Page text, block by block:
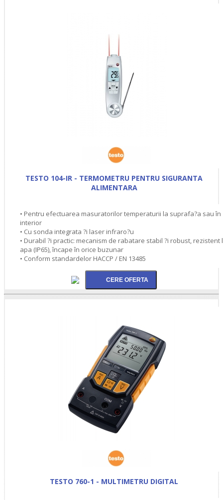
TESTO 104-IR - TERMOMETRU PENTRU SIGURANTA
ALIMENTARA
• Pentru efectuarea masuratorilor temperaturii la suprafa?a sau în
interior
• Cu sonda integrata ?i laser infraro?u
• Durabil ?i practic: mecanism de rabatare stabil ?i robust, rezistent
apa (IP65), încape în orice buzunar
• Conform standardelor HACCP / EN 13485
TESTO 760-1 - MULTIMETRU DIGITAL